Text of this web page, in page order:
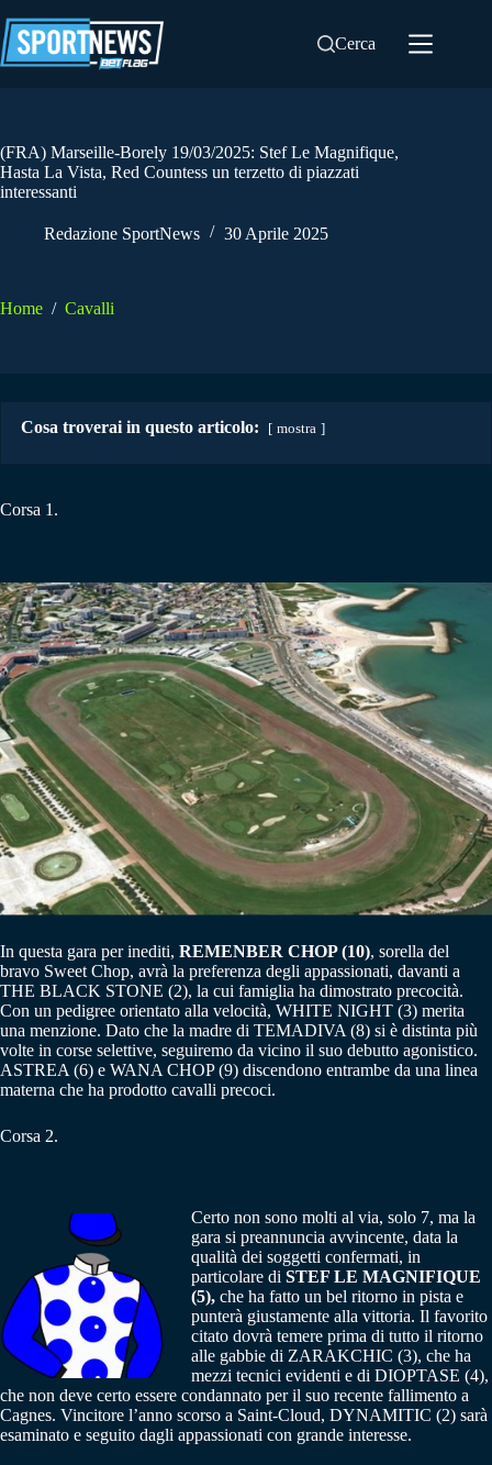
al
contenuto
Cerca
(FRA) Marseille-Borely 19/03/2025: Stef Le Magnifique,
Hasta La Vista, Red Countess un terzetto di piazzati
interessanti
Redazione SportNews 30 Aprile 2025
Home / Cavalli
Cosa troverai in questo articolo: mostra
Corsa 1.
In questa gara per inediti, REMENBER CHOP (10), sorella del
bravo Sweet Chop, avrà la preferenza degli appassionati, davanti a
THE BLACK STONE (2), la cui famiglia ha dimostrato precocità.
Con un pedigree orientato alla velocità, WHITE NIGHT (3) merita
una menzione. Dato che la madre di TEMADIVA (8) si è distinta più
volte in corse selettive, seguiremo da vicino il suo debutto agonistico.
ASTREA (6) e WANA CHOP (9) discendono entrambe da una linea
materna che ha prodotto cavalli precoci.
Corsa 2.
Certo non sono molti al via, solo 7, ma la
gara si preannuncia avvincente, data la
qualità dei soggetti confermati, in
particolare di STEF LE MAGNIFIQUE
(5), che ha fatto un bel ritorno in pista e
punterà giustamente alla vittoria. Il favorito
citato dovrà temere prima di tutto il ritorno
alle gabbie di ZARAKCHIC (3), che ha
mezzi tecnici evidenti e di DIOPTASE (4),
che non deve certo essere condannato per il suo recente fallimento a
Cagnes. Vincitore l’anno scorso a Saint-Cloud, DYNAMITIC (2) sarà
esaminato e seguito dagli appassionati con grande interesse.